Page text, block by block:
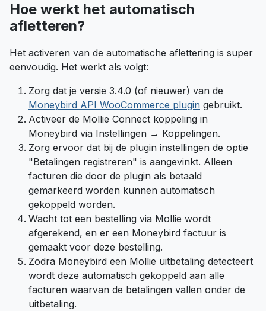
Hoe werkt het automatisch
afletteren?
Het activeren van de automatische aflettering is super
eenvoudig. Het werkt als volgt:
Zorg dat je versie 3.4.0 (of nieuwer) van de
Moneybird API WooCommerce plugin gebruikt.
Activeer de Mollie Connect koppeling in
Moneybird via Instellingen → Koppelingen.
Zorg ervoor dat bij de plugin instellingen de optie
"Betalingen registreren" is aangevinkt. Alleen
facturen die door de plugin als betaald
gemarkeerd worden kunnen automatisch
gekoppeld worden.
Wacht tot een bestelling via Mollie wordt
afgerekend, en er een Moneybird factuur is
gemaakt voor deze bestelling.
Zodra Moneybird een Mollie uitbetaling detecteert
wordt deze automatisch gekoppeld aan alle
facturen waarvan de betalingen vallen onder de
uitbetaling.